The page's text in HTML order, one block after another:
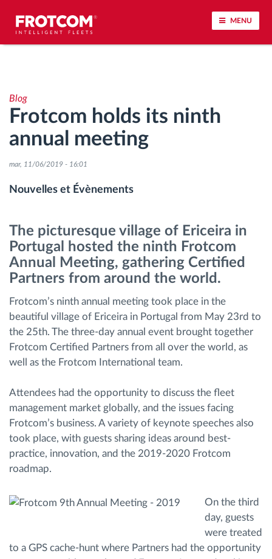
MENU
Analyse du comportement de conduite
Contrôle des temps de conduite
Gestion de la main-d’œuvre
Contrôle d'accès
Gestion de carburant
Planification et suivi d'itinéraire
Identification automatique du conducteur
Découvrez toutes les caractéristiques
Comment nous résolvons chaques besoins
d'activité de flotte
Calculatrice d’économies
Blog
Frotcom holds its ninth
annual meeting
mar, 11/06/2019 - 16:01
Nouvelles et Évènements
The picturesque village of Ericeira in
Portugal hosted the ninth Frotcom
Annual Meeting, gathering Certified
Partners from around the world.
Frotcom’s ninth annual meeting took place in the
beautiful village of Ericeira in Portugal from May 23rd to
the 25th. The three-day annual event brought together
Frotcom Certified Partners from all over the world, as
well as the Frotcom International team.
Attendees had the opportunity to discuss the fleet
management market globally, and the issues facing
Frotcom’s business. A variety of keynote speeches also
took place, with guests sharing ideas around best-
practice, innovation, and the 2019-2020 Frotcom
roadmap.
On the third
day, guests
were treated
to a GPS cache-hunt where Partners had the opportunity